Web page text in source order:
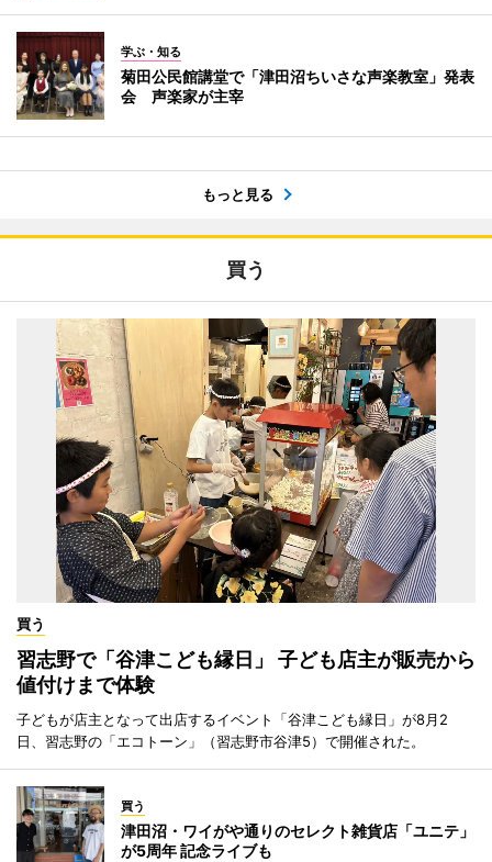
学ぶ・知る
菊田公民館講堂で「津田沼ちいさな声楽教室」発表
会 声楽家が主宰
もっと見る
買う
買う
習志野で「谷津こども縁日」 子ども店主が販売から
値付けまで体験
子どもが店主となって出店するイベント「谷津こども縁日」が8月2
日、習志野の「エコトーン」（習志野市谷津5）で開催された。
買う
津田沼・ワイがや通りのセレクト雑貨店「ユニテ」
が5周年 記念ライブも